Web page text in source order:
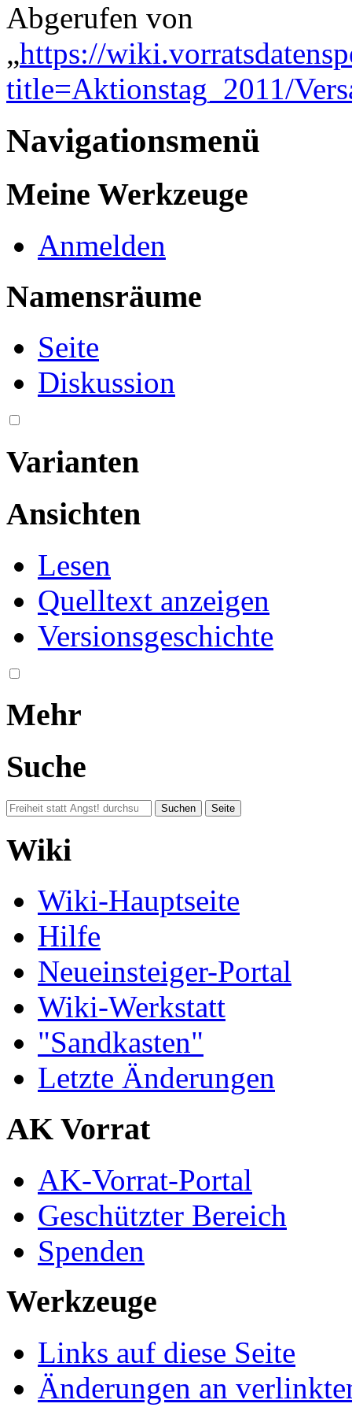
Abgerufen von
„https://
title=Aktionstag_2011/
Navigationsmenü
Meine Werkzeuge
Anmelden
Namensräume
Seite
Diskussion
Varianten
Ansichten
Lesen
Quelltext anzeigen
Versionsgeschichte
Mehr
Suche
Wiki
Wiki-Hauptseite
Hilfe
Neueinsteiger-Portal
Wiki-Werkstatt
"Sandkasten"
Letzte Änderungen
AK Vorrat
AK-Vorrat-Portal
Geschützter Bereich
Spenden
Werkzeuge
Links auf diese Seite
Änderungen an